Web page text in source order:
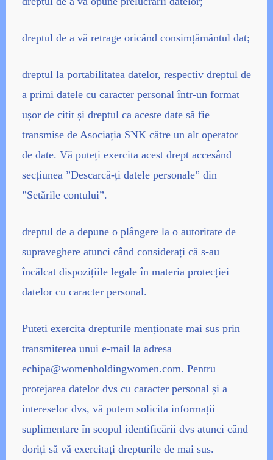
dreptul de a vă retrage oricând consimțământul dat;
dreptul la portabilitatea datelor, respectiv dreptul de
a primi datele cu caracter personal într-un format
ușor de citit și dreptul ca aceste date să fie
transmise de Asociația SNK către un alt operator
de date. Vă puteți exercita acest drept accesând
secțiunea ”Descarcă-ți datele personale” din
”Setările contului”.
dreptul de a depune o plângere la o autoritate de
supraveghere atunci când considerați că s-au
încălcat dispozițiile legale în materia protecției
datelor cu caracter personal.
Puteti exercita drepturile menționate mai sus prin
transmiterea unui e-mail la adresa
echipa@womenholdingwomen.com. Pentru
protejarea datelor dvs cu caracter personal și a
intereselor dvs, vă putem solicita informații
suplimentare în scopul identificării dvs atunci când
doriți să vă exercitați drepturile de mai sus.